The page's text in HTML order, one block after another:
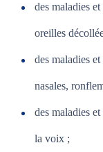
des maladies
oreilles
des maladies
nasales,
des maladies
la voix ;